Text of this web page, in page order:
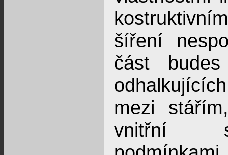
šíření
část
mezi
vnitřní